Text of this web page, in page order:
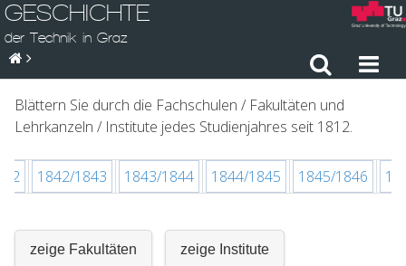
GESCHICHTE
der Technik in Graz
Blättern Sie durch die Fachschulen / Fakultäten und
Lehrkanzeln / Institute jedes Studienjahres seit 1812.
1842/1843 1843/1844 1844/1845 1845/1846
zeige Fakultäten zeige Institute